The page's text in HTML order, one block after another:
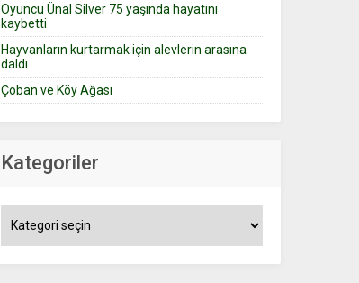
Oyuncu Ünal Silver 75 yaşında hayatını
kaybetti
Hayvanların kurtarmak için alevlerin arasına
daldı
Çoban ve Köy Ağası
Kategoriler